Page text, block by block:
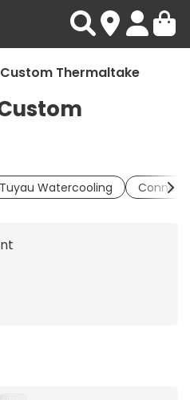
Thermaltake
Tuyau Watercooling